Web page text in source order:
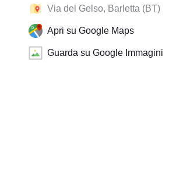
Via del Gelso, Barletta (BT)
Apri su Google Maps
Guarda su Google Immagini